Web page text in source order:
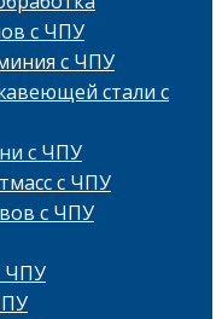
с ЧПУ
с ЧПУ
стали с
с ЧПУ
с ЧПУ
с ЧПУ
ЧПУ